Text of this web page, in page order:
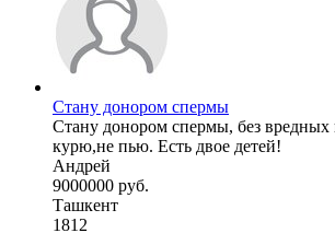
Стану донором спермы
Стану донором спермы, без
курю,не пью. Есть двое детей!
Андрей
9000000 руб.
Ташкент
1812